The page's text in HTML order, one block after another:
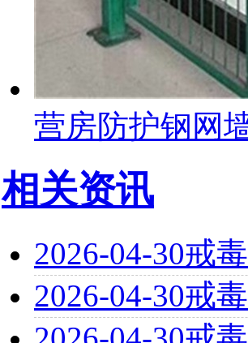
营房防护钢网
相关资讯
2026-04-30戒
2026-04-30戒